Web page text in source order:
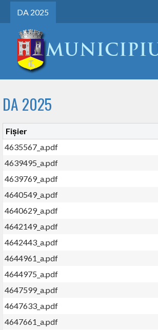
DA 2025
DA 2025
Fișier
4635567_a.pdf
4639495_a.pdf
4639769_a.pdf
4640549_a.pdf
4640629_a.pdf
4642149_a.pdf
4642443_a.pdf
4644961_a.pdf
4644975_a.pdf
4647599_a.pdf
4647633_a.pdf
4647661_a.pdf